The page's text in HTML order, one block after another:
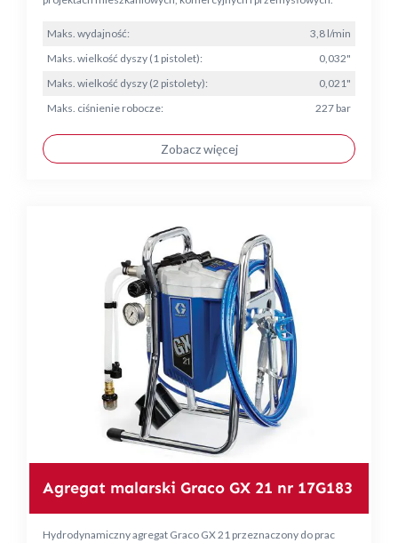
Maks. wydajność:
3,8 l/min
Maks. wielkość dyszy (1 pistolet):
0,032"
Maks. wielkość dyszy (2 pistolety):
0,021"
Maks. ciśnienie robocze:
227 bar
Zobacz więcej
Agregat malarski Graco GX 21 nr 17G183
Hydrodynamiczny agregat Graco GX 21 przeznaczony do prac